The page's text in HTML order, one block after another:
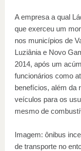
A empresa a qual
que exerceu um
nos municípios de
Luziânia e Novo
2014, após um
funcionários como
benefícios, além da
veículos para os
mesmo de
Imagem: ônibus
de transporte no